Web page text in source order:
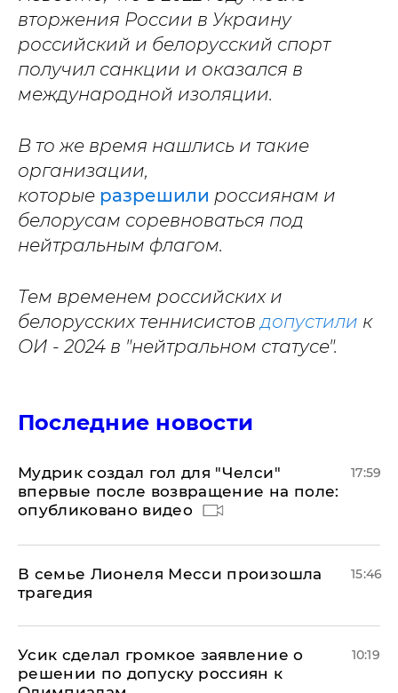
вторжения России в Украину
российский и белорусский спорт
получил санкции и оказался в
международной изоляции.
В то же время нашлись и такие
организации,
которые разрешили россиянам и
белорусам соревноваться под
нейтральным флагом.
Тем временем российских и
белорусских теннисистов допустили к
ОИ - 2024 в "нейтральном статусе".
Последние новости
Мудрик создал гол для "Челси"
впервые после возвращение на поле:
опубликовано видео
17:59
В семье Лионеля Месси произошла
трагедия
15:46
Усик сделал громкое заявление о
решении по допуску россиян к
10:19